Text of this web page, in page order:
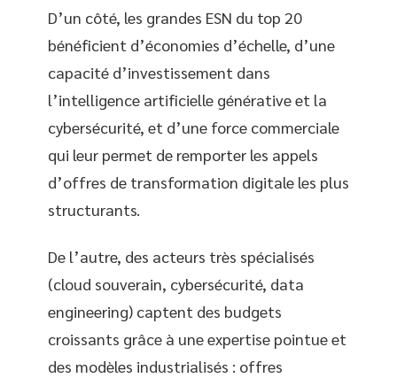
D’un côté, les grandes ESN du top 20
bénéficient d’économies d’échelle, d’une
capacité d’investissement dans
l’intelligence artificielle générative et la
cybersécurité, et d’une force commerciale
qui leur permet de remporter les appels
d’offres de transformation digitale les plus
structurants.
De l’autre, des acteurs très spécialisés
(cloud souverain, cybersécurité, data
engineering) captent des budgets
croissants grâce à une expertise pointue et
des modèles industrialisés : offres